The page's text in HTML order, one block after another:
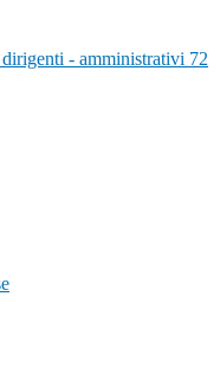
- amministrativi 72